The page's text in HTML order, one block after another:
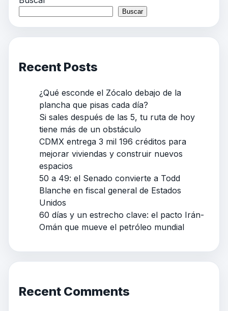
Buscar
Recent Posts
¿Qué esconde el Zócalo debajo de la
plancha que pisas cada día?
Si sales después de las 5, tu ruta de hoy
tiene más de un obstáculo
CDMX entrega 3 mil 196 créditos para
mejorar viviendas y construir nuevos
espacios
50 a 49: el Senado convierte a Todd
Blanche en fiscal general de Estados
Unidos
60 días y un estrecho clave: el pacto Irán-
Omán que mueve el petróleo mundial
Recent Comments